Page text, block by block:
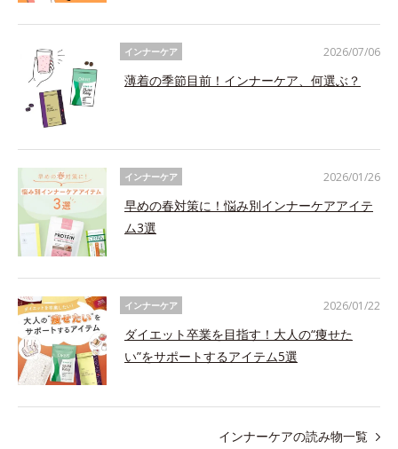
インナーケア
薄着の季節目前！インナーケア、何選ぶ？
2026/07/06
インナーケア
早めの春対策に！悩み別インナーケアアイテ
ム3選
2026/01/26
インナーケア
ダイエット卒業を目指す！大人の“痩せた
い”をサポートするアイテム5選
2026/01/22
インナーケアの読み物一覧